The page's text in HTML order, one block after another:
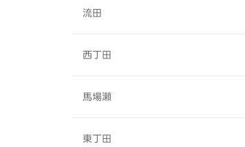
流田
西丁田
馬場瀬
東丁田